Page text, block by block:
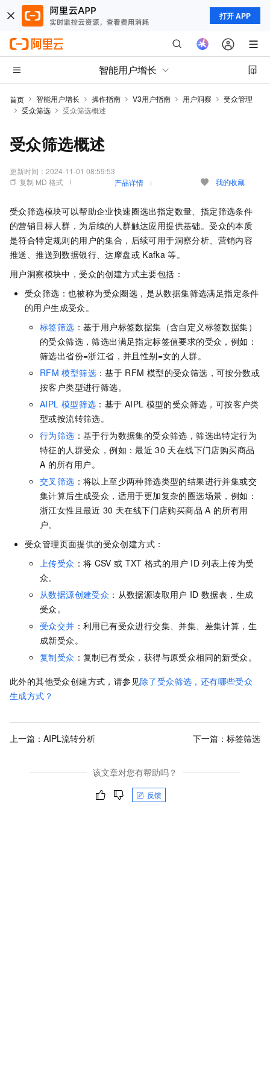
打开 APP
智能用户增长
首页 智能用户增长 操作指南 V3用户指南 用户洞察
受众管理
受众筛选
受众筛选概述
受众筛选概述
更新时间： 2024-11-01 08:59:53
复制 MD 格式
产品详情 我的收藏
受众筛选模块可以帮助企业快速圈选出指定数量、指定筛选条件
的营销目标人群，为后续的人群触达应用提供基础。受众的本质
是符合特定规则的用户的集合，后续可用于洞察分析、营销内容
推送、推送到数据银行、达摩盘或 Kafka 等。
用户洞察模块中，受众的创建方式主要包括：
受众筛选：也被称为受众圈选，是从数据集筛选满足指定条件
的用户生成受众。
标签筛选 ：基于用户标签数据集（含自定义标签数据集）
的受众筛选，筛选出满足指定标签值要求的受众，例如：
筛选出省份=浙江省，并且性别=女的人群。
RFM 模型筛选 ：基于 RFM 模型的受众筛选，可按分数或
按客户类型进行筛选。
AIPL 模型筛选 ：基于 AIPL 模型的受众筛选，可按客户类
型或按流转筛选。
行为筛选 ：基于行为数据集的受众筛选，筛选出特定行为
特征的人群受众，例如：最近 30 天在线下门店购买商品
A 的所有用户。
交叉筛选 ：将以上至少两种筛选类型的结果进行并集或交
集计算后生成受众，适用于更加复杂的圈选场景，例如：
浙江女性且最近 30 天在线下门店购买商品 A 的所有用
户。
受众管理页面提供的受众创建方式：
上传受众 ：将 CSV 或 TXT 格式的用户 ID 列表上传为受
众。
从数据源创建受众 ：从数据源读取用户 ID 数据表，生成
受众。
受众交并 ：利用已有受众进行交集、并集、差集计算，生
成新受众。
复制受众 ：复制已有受众，获得与原受众相同的新受众。
此外的其他受众创建方式，请参见除了受众筛选，还有哪些受众
生成方式？
上一篇： AIPL流转分析 下一篇： 标签筛选
该文章对您有帮助吗？
反馈